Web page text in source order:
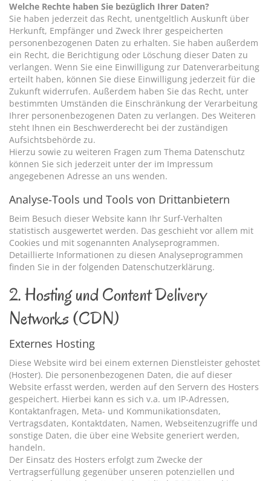
Welche Rechte haben Sie bezüglich Ihrer Daten?
Sie haben jederzeit das Recht, unentgeltlich Auskunft über
Herkunft, Empfänger und Zweck Ihrer gespeicherten
personenbezogenen Daten zu erhalten. Sie haben außerdem
ein Recht, die Berichtigung oder Löschung dieser Daten zu
verlangen. Wenn Sie eine Einwilligung zur Datenverarbeitung
erteilt haben, können Sie diese Einwilligung jederzeit für die
Zukunft widerrufen. Außerdem haben Sie das Recht, unter
bestimmten Umständen die Einschränkung der Verarbeitung
Ihrer personenbezogenen Daten zu verlangen. Des Weiteren
steht Ihnen ein Beschwerderecht bei der zuständigen
Aufsichtsbehörde zu.
Hierzu sowie zu weiteren Fragen zum Thema Datenschutz
können Sie sich jederzeit unter der im Impressum
angegebenen Adresse an uns wenden.
Analyse-Tools und Tools von Drittanbietern
Beim Besuch dieser Website kann Ihr Surf-Verhalten
statistisch ausgewertet werden. Das geschieht vor allem mit
Cookies und mit sogenannten Analyseprogrammen.
Detaillierte Informationen zu diesen Analyseprogrammen
finden Sie in der folgenden Datenschutzerklärung.
2. Hosting und Content Delivery
Networks (CDN)
Externes Hosting
Diese Website wird bei einem externen Dienstleister gehostet
(Hoster). Die personenbezogenen Daten, die auf dieser
Website erfasst werden, werden auf den Servern des Hosters
gespeichert. Hierbei kann es sich v.a. um IP-Adressen,
Kontaktanfragen, Meta- und Kommunikationsdaten,
Vertragsdaten, Kontaktdaten, Namen, Webseitenzugriffe und
sonstige Daten, die über eine Website generiert werden,
handeln.
Der Einsatz des Hosters erfolgt zum Zwecke der
Vertragserfüllung gegenüber unseren potenziellen und